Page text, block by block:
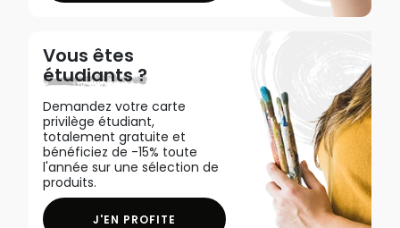
Vous êtes
étudiants ?
Demandez votre carte
privilège étudiant,
totalement gratuite et
bénéficiez de -15% toute
l'année sur une sélection de
produits.
J'EN PROFITE